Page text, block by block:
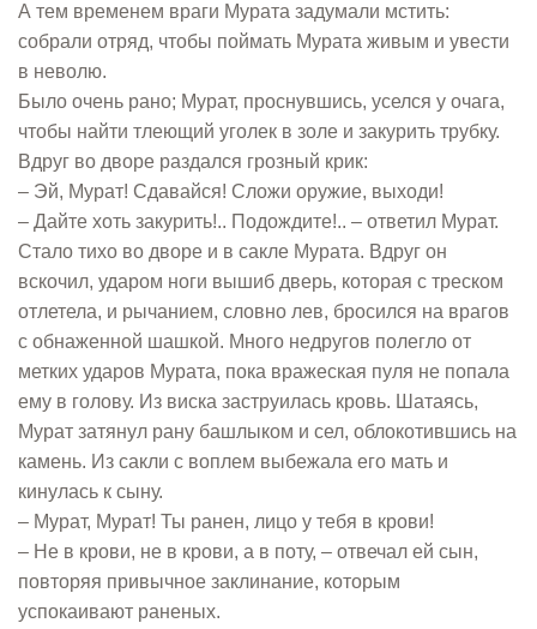
А тем временем враги Мурата задумали мстить:
собрали отряд, чтобы поймать Мурата живым и увести
в неволю.
Было очень рано; Мурат, проснувшись, уселся у очага,
чтобы найти тлеющий уголек в золе и закурить трубку.
Вдруг во дворе раздался грозный крик:
– Эй, Мурат! Сдавайся! Сложи оружие, выходи!
– Дайте хоть закурить!.. Подождите!.. – ответил Мурат.
Стало тихо во дворе и в сакле Мурата. Вдруг он
вскочил, ударом ноги вышиб дверь, которая с треском
отлетела, и рычанием, словно лев, бросился на врагов
с обнаженной шашкой. Много недругов полегло от
метких ударов Мурата, пока вражеская пуля не попала
ему в голову. Из виска заструилась кровь. Шатаясь,
Мурат затянул рану башлыком и сел, облокотившись на
камень. Из сакли с воплем выбежала его мать и
кинулась к сыну.
– Мурат, Мурат! Ты ранен, лицо у тебя в крови!
– Не в крови, не в крови, а в поту, – отвечал ей сын,
повторяя привычное заклинание, которым
успокаивают раненых.